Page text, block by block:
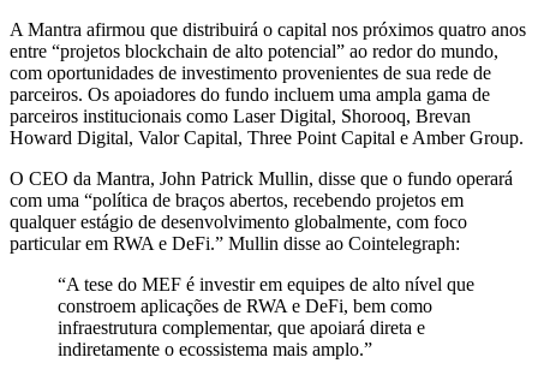
A Mantra afirmou que distribuirá o capital nos próximos quatro anos
entre “projetos blockchain de alto potencial” ao redor do mundo,
com oportunidades de investimento provenientes de sua rede de
parceiros. Os apoiadores do fundo incluem uma ampla gama de
parceiros institucionais como Laser Digital, Shorooq, Brevan
Howard Digital, Valor Capital, Three Point Capital e Amber Group.
O CEO da Mantra, John Patrick Mullin, disse que o fundo operará
com uma “política de braços abertos, recebendo projetos em
qualquer estágio de desenvolvimento globalmente, com foco
particular em RWA e DeFi.” Mullin disse ao Cointelegraph:
“A tese do MEF é investir em equipes de alto nível que
constroem aplicações de RWA e DeFi, bem como
infraestrutura complementar, que apoiará direta e
indiretamente o ecossistema mais amplo.”